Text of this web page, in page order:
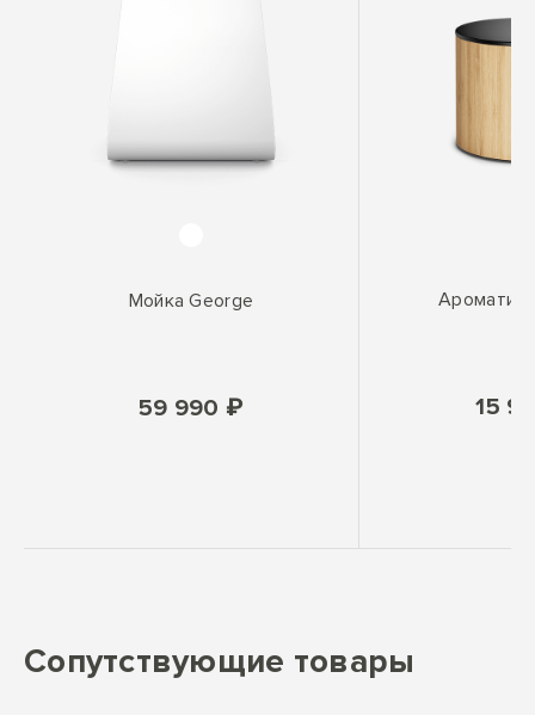
Мойка George
59 990 ₽ 15
Сопутствующие товары